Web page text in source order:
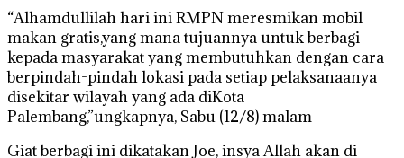
“Alhamdullilah hari ini RMPN meresmikan mobil
makan gratis,yang mana tujuannya untuk berbagi
kepada masyarakat yang membutuhkan dengan cara
berpindah-pindah lokasi pada setiap pelaksanaanya
disekitar wilayah yang ada diKota
Palembang,”ungkapnya, Sabu (12/8) malam
Giat berbagi ini dikatakan Joe, insya Allah akan di